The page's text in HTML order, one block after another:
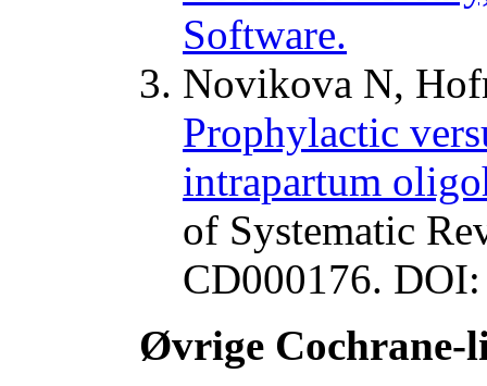
Software.
Novikova N,
Prophylactic
intrapartum
of Systematic
CD000176.
Øvrige Cochrane-